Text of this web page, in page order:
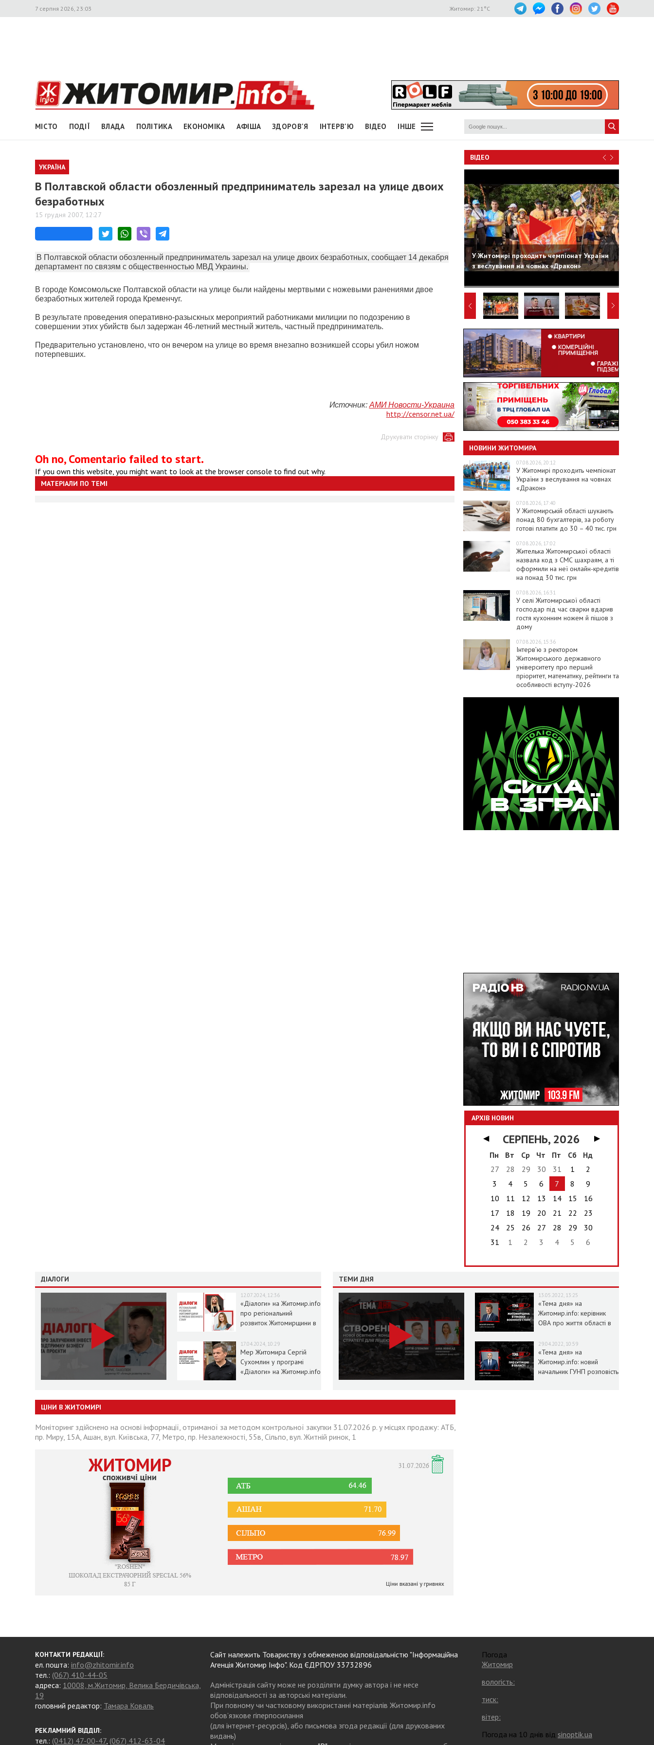
7 серпня 2026, 23:03 Житомир: 21°C
МІСТО ПОДІЇ ВЛАДА ПОЛІТИКА ЕКОНОМІКА АФІША ЗДОРОВ'Я ІНТЕРВ'Ю ВІДЕО ІНШЕ
УКРАЇНА
В Полтавской области обозленный предприниматель зарезал на улице двоих
безработных
15 грудня 2007, 12:27
В Полтавской области обозленный предприниматель зарезал на улице двоих безработных, сообщает 14 декабря
департамент по связям с общественностью МВД Украины.
В городе Комсомольске Полтавской области на улице были найдены мертвыми с ножевыми ранениями двое
безработных жителей города Кременчуг.
В результате проведения оперативно-разыскных мероприятий работниками милиции по подозрению в
совершении этих убийств был задержан 46-летний местный житель, частный предприниматель.
Предварительно установлено, что он вечером на улице во время внезапно возникшей ссоры убил ножом
потерпевших.
Источник: АМИ Новости-Украина
http://censor.net.ua/
Друкувати сторінку
Oh no, Comentario failed to start.
If you own this website, you might want to look at the browser console to find out why.
МАТЕРІАЛИ ПО ТЕМІ
ВІДЕО
У Житомирі проходить чемпіонат України
з веслування на човнах «Дракон»
НОВИНИ ЖИТОМИРА
07.08.2026, 20:12
У Житомирі проходить чемпіонат
України з веслування на човнах
«Дракон»
07.08.2026, 17:40
У Житомирській області шукають
понад 80 бухгалтерів, за роботу
готові платити до 30 – 40 тис. грн
07.08.2026, 17:02
Жителька Житомирської області
назвала код з СМС шахраям, а ті
оформили на неї онлайн-кредитів
на понад 30 тис. грн
07.08.2026, 16:31
У селі Житомирської області
господар під час сварки вдарив
гостя кухонним ножем й пішов з
дому
07.08.2026, 15:36
Інтерв’ю з ректором
Житомирського державного
університету про перший
пріоритет, математику, рейтинги та
особливості вступу-2026
АРХІВ НОВИН
◀ СЕРПЕНЬ, 2026
▶
Пн
Вт Ср Чт Пт Сб
Нд
27
28 29 30 31 1
2
3
4 5 6 7 8
9
10
11 12 13 14 15
16
17
18 19 20 21 22
23
24
25 26 27 28 29
30
31
1 2 3 4 5 6
ДІАЛОГИ
12.07.2024, 12:36
«Діалоги» на Житомир.info
про регіональний
розвиток Житомирщини в
17.04.2024, 10:29
Мер Житомира Сергій
Сухомлин у програмі
«Діалоги» на Житомир.info
ТЕМИ ДНЯ
13.05.2022, 13:25
«Тема дня» на
Житомир.info: керівник
ОВА про життя області в
29.04.2022, 10:59
«Тема дня» на
Житомир.info: новий
начальник ГУНП розповість
ЦІНИ В ЖИТОМИРІ
Моніторинг здійснено на основі інформації, отриманої за методом контрольної закупки 31.07.2026 р. у місцях продажу: АТБ,
пр. Миру, 15А, Ашан, вул. Київська, 77, Метро, пр. Незалежності, 55в, Сільпо, вул. Житній ринок, 1
КОНТАКТИ РЕДАКЦІЇ:
ел. пошта: info@zhitomir.info
тел.: (067) 410-44-05
адреса: 10008, м.Житомир, Велика Бердичівська,
19
головний редактор: Тамара Коваль
РЕКЛАМНИЙ ВІДДІЛ:
тел.: (0412) 47-00-47, (067) 412-63-04
Сайт належить Товариству з обмеженою відповідальністю "Інформаційна
Агенція Житомир Інфо". Код ЄДРПОУ 33732896
Адміністрація сайту може не розділяти думку автора і не несе
відповідальності за авторські матеріали.
При повному чи частковому використанні матеріалів Житомир.info
обов’язкове гіперпосилання
(для інтернет-ресурсів), або письмова згода редакції (для друкованих
видань)
Погода
Житомир
вологість:
тиск:
вітер:
Погода на 10 днів від sinoptik.ua